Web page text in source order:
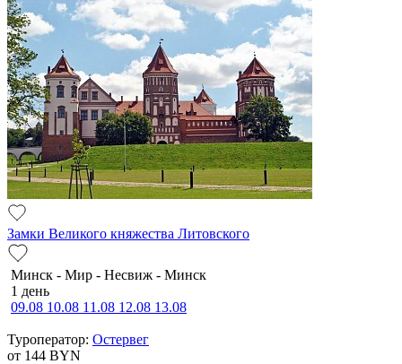
Замки Великого княжества Литовского
Минск - Мир - Несвиж - Минск
1 день
09.08 10.08 11.08 12.08 13.08
Туроператор: Остервег
от 144 BYN